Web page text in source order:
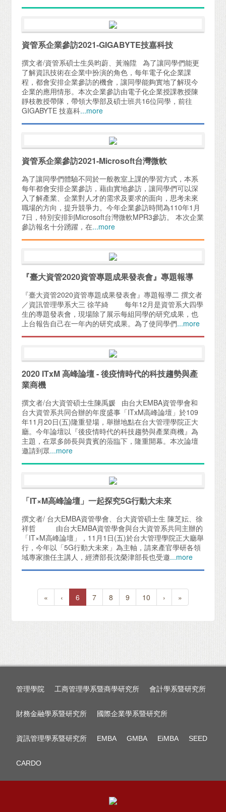
資管系企業參訪2021-GIGABYTE技嘉科技
撰文者/資管系碩士生吳昀蔚、黃瀚陞 為了讓同學們能更
了解資訊技術在企業中扮演的角色，每年電子化企業課
程，都會安排企業參訪的機會，讓同學能夠實地了解現今
企業的應用情形。本次企業參訪由電子化企業授課教授陳
靜枝教授帶隊，帶領大學部及碩士班共16位同學，前往
GIGABYTE 技嘉科...more
資管系企業參訪2021-Microsoft台灣微軟
為了讓同學們體驗不同於一般教室上課的學習方式，本系
每年都會安排企業參訪，藉由實地參訪，讓同學們可以深
入了解產業、企業對人才的需求及要求的面向，思考未來
職場的方向，提升競爭力。今年企業參訪時間為110年1月
7日，特別安排到Microsoft台灣微軟MPR3參訪。 本次企業
參訪報名十分踴躍，在...more
『臺大資管2020資管專題成果發表會』專題報導
『臺大資管2020資管專題成果發表會』專題報導二 撰文者
／資訊管理學系大三 徐芊綺 每年12月是資管系大四學
生的專題發表會，現場除了展示每組同學的研究成果，也
上台報告自己在一年內的研究成果。為了使同學們...more
2020 ITxM 高峰論壇 - 後疫情時代的科技趨勢與產
業商機
撰文者/台大資管碩士生陳禹媛 由台大EMBA資管學會和
台大資管系共同合辦的年度盛事「ITxM高峰論壇」於109
年11月20日(五)隆重登場，舉辦地點在台大管理學院正大
廳。今年論壇以『後疫情時代的科技趨勢與產業商機』為
主題，在眾多師長與貴賓的蒞臨下，隆重開幕。本次論壇
邀請到眾...more
「IT×M高峰論壇」一起探究5G行動大未來
撰文者/ 台大EMBA資管學會、台大資管碩士生 陳芝妘、徐
祥哲 由台大EMBA資管學會與台大資管系共同主辦的
「IT×M高峰論壇」，11月1日(五)於台大管理學院正大廳舉
行，今年以「5G行動大未來」為主軸，請來產官學研各領
域專家擔任主講人，經濟部長沈榮津部長也受邀...more
« ‹ 6 7 8 9 10 › »
管理學院 工商管理學系暨商學研究所 會計學系暨研究所
財務金融學系暨研究所 國際企業學系暨研究所
資訊管理學系暨研究所 EMBA GMBA EiMBA SEED
CARDO